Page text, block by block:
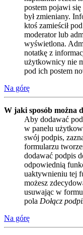
postem pojawi
był zmieniany.
ktoś zamieścił
moderator lub
wyświetlona.
notatkę z
użytkownicy nie
pod ich postem
Na górę
W jaki sposób można
Aby dodawać
w panelu
swój podpis,
formularzu
dodawać podpis
odpowiednią
uaktywnieniu tej
możesz
usuwając w
pola Dołącz
Na górę